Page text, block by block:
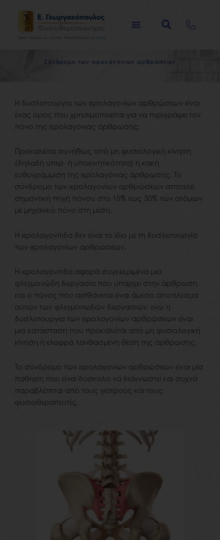
περιεχόμενο
Σ ύνδρομο των ιερολαγόνιων αρθρώσε ων
Η δυσλειτουργία των ιερολαγονίων αρθρώσεων είναι
ένας όρος που χρησιμοποιείται για να περιγράψει τον
πόνο της ιερολαγόνιας άρθρωσης.
Προκαλείται συνήθως από μη φυσιολογική κίνηση
(δηλαδή υπερ- ή υποκινητικότητα) ή κακή
ευθυγράμμιση της ιερολαγόνιας άρθρωσης. Το
σύνδρομο των ιερολαγονίων αρθρώσεων αποτελεί
σημαντική πηγή πόνου στο 15% έως 30% των ατόμων
με μηχανικό πόνο στη μέση.
Η ιερολαγονίτιδα δεν είναι το ίδιο με τη δυσλειτουργία
των ιερολαγονίων αρθρώσεων.
Η ιερολαγονίτιδα αφορά συγκεκριμένα μια
φλεγμονώδη διεργασία που υπάρχει στην άρθρωση
και ο πόνος που αισθάνεται είναι άμεσο αποτέλεσμα
αυτών των φλεγμονωδών διεργασιών, ενώ η
δυσλειτουργία των ιερολαγονίων αρθρώσεων είναι
μια κατάσταση που προκαλείται από μη φυσιολογική
κίνηση ή ελαφρά λανθασμένη θέση της άρθρωσης.
Το σύνδρομο των ιερολαγονίων αρθρώσεων είναι μια
πάθηση που είναι δύσκολο να διαγνωστεί και συχνά
παραβλέπεται από τους γιατρούς και τους
φυσιοθεραπευτές.